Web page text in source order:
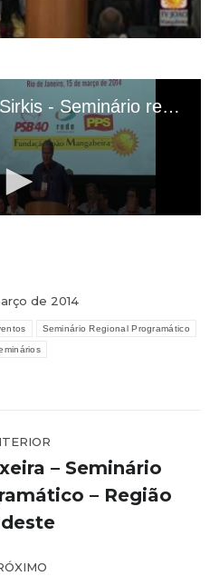
de 2014
Seminário Regional Programático
Post
anterior:
– Seminário
– Região